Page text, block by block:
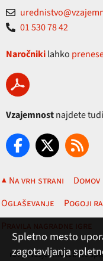
01 530 78 42
Naročnikilahko
Vzajemnostnajdete
▲ Na vrh strani Domov
Oglaševanje
Pogoji
Pravila nagradne igre
revija Vzajemnost in te
Spletno mesto
zagotavljanja